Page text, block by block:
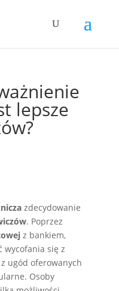
lepsze
zdecydowanie
. Poprzez
z bankiem,
się z
ugód oferowanych
Osoby